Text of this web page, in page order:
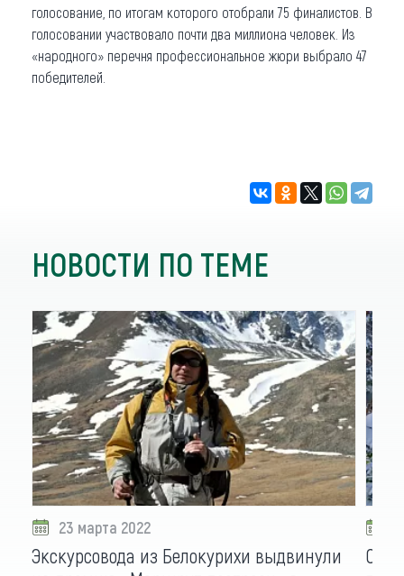
голосование, по итогам которого отобрали 75 финалистов. В
голосовании участвовало почти два миллиона человек. Из
«народного» перечня профессиональное жюри выбрало 47
победителей.
НОВОСТИ ПО ТЕМЕ
23 марта 2022
Экскурсовода из Белокурихи выдвинули